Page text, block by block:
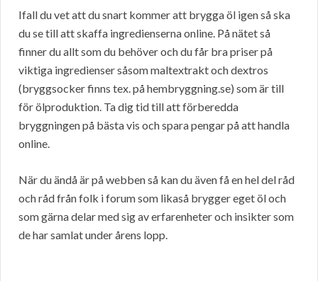
Ifall du vet att du snart kommer att brygga öl igen så ska
du se till att skaffa ingredienserna online. På nätet så
finner du allt som du behöver och du får bra priser på
viktiga ingredienser såsom maltextrakt och dextros
(bryggsocker finns tex. på hembryggning.se) som är till
för ölproduktion. Ta dig tid till att förberedda
bryggningen på bästa vis och spara pengar på att handla
online.
När du ändå är på webben så kan du även få en hel del råd
och råd från folk i forum som likaså brygger eget öl och
som gärna delar med sig av erfarenheter och insikter som
de har samlat under årens lopp.